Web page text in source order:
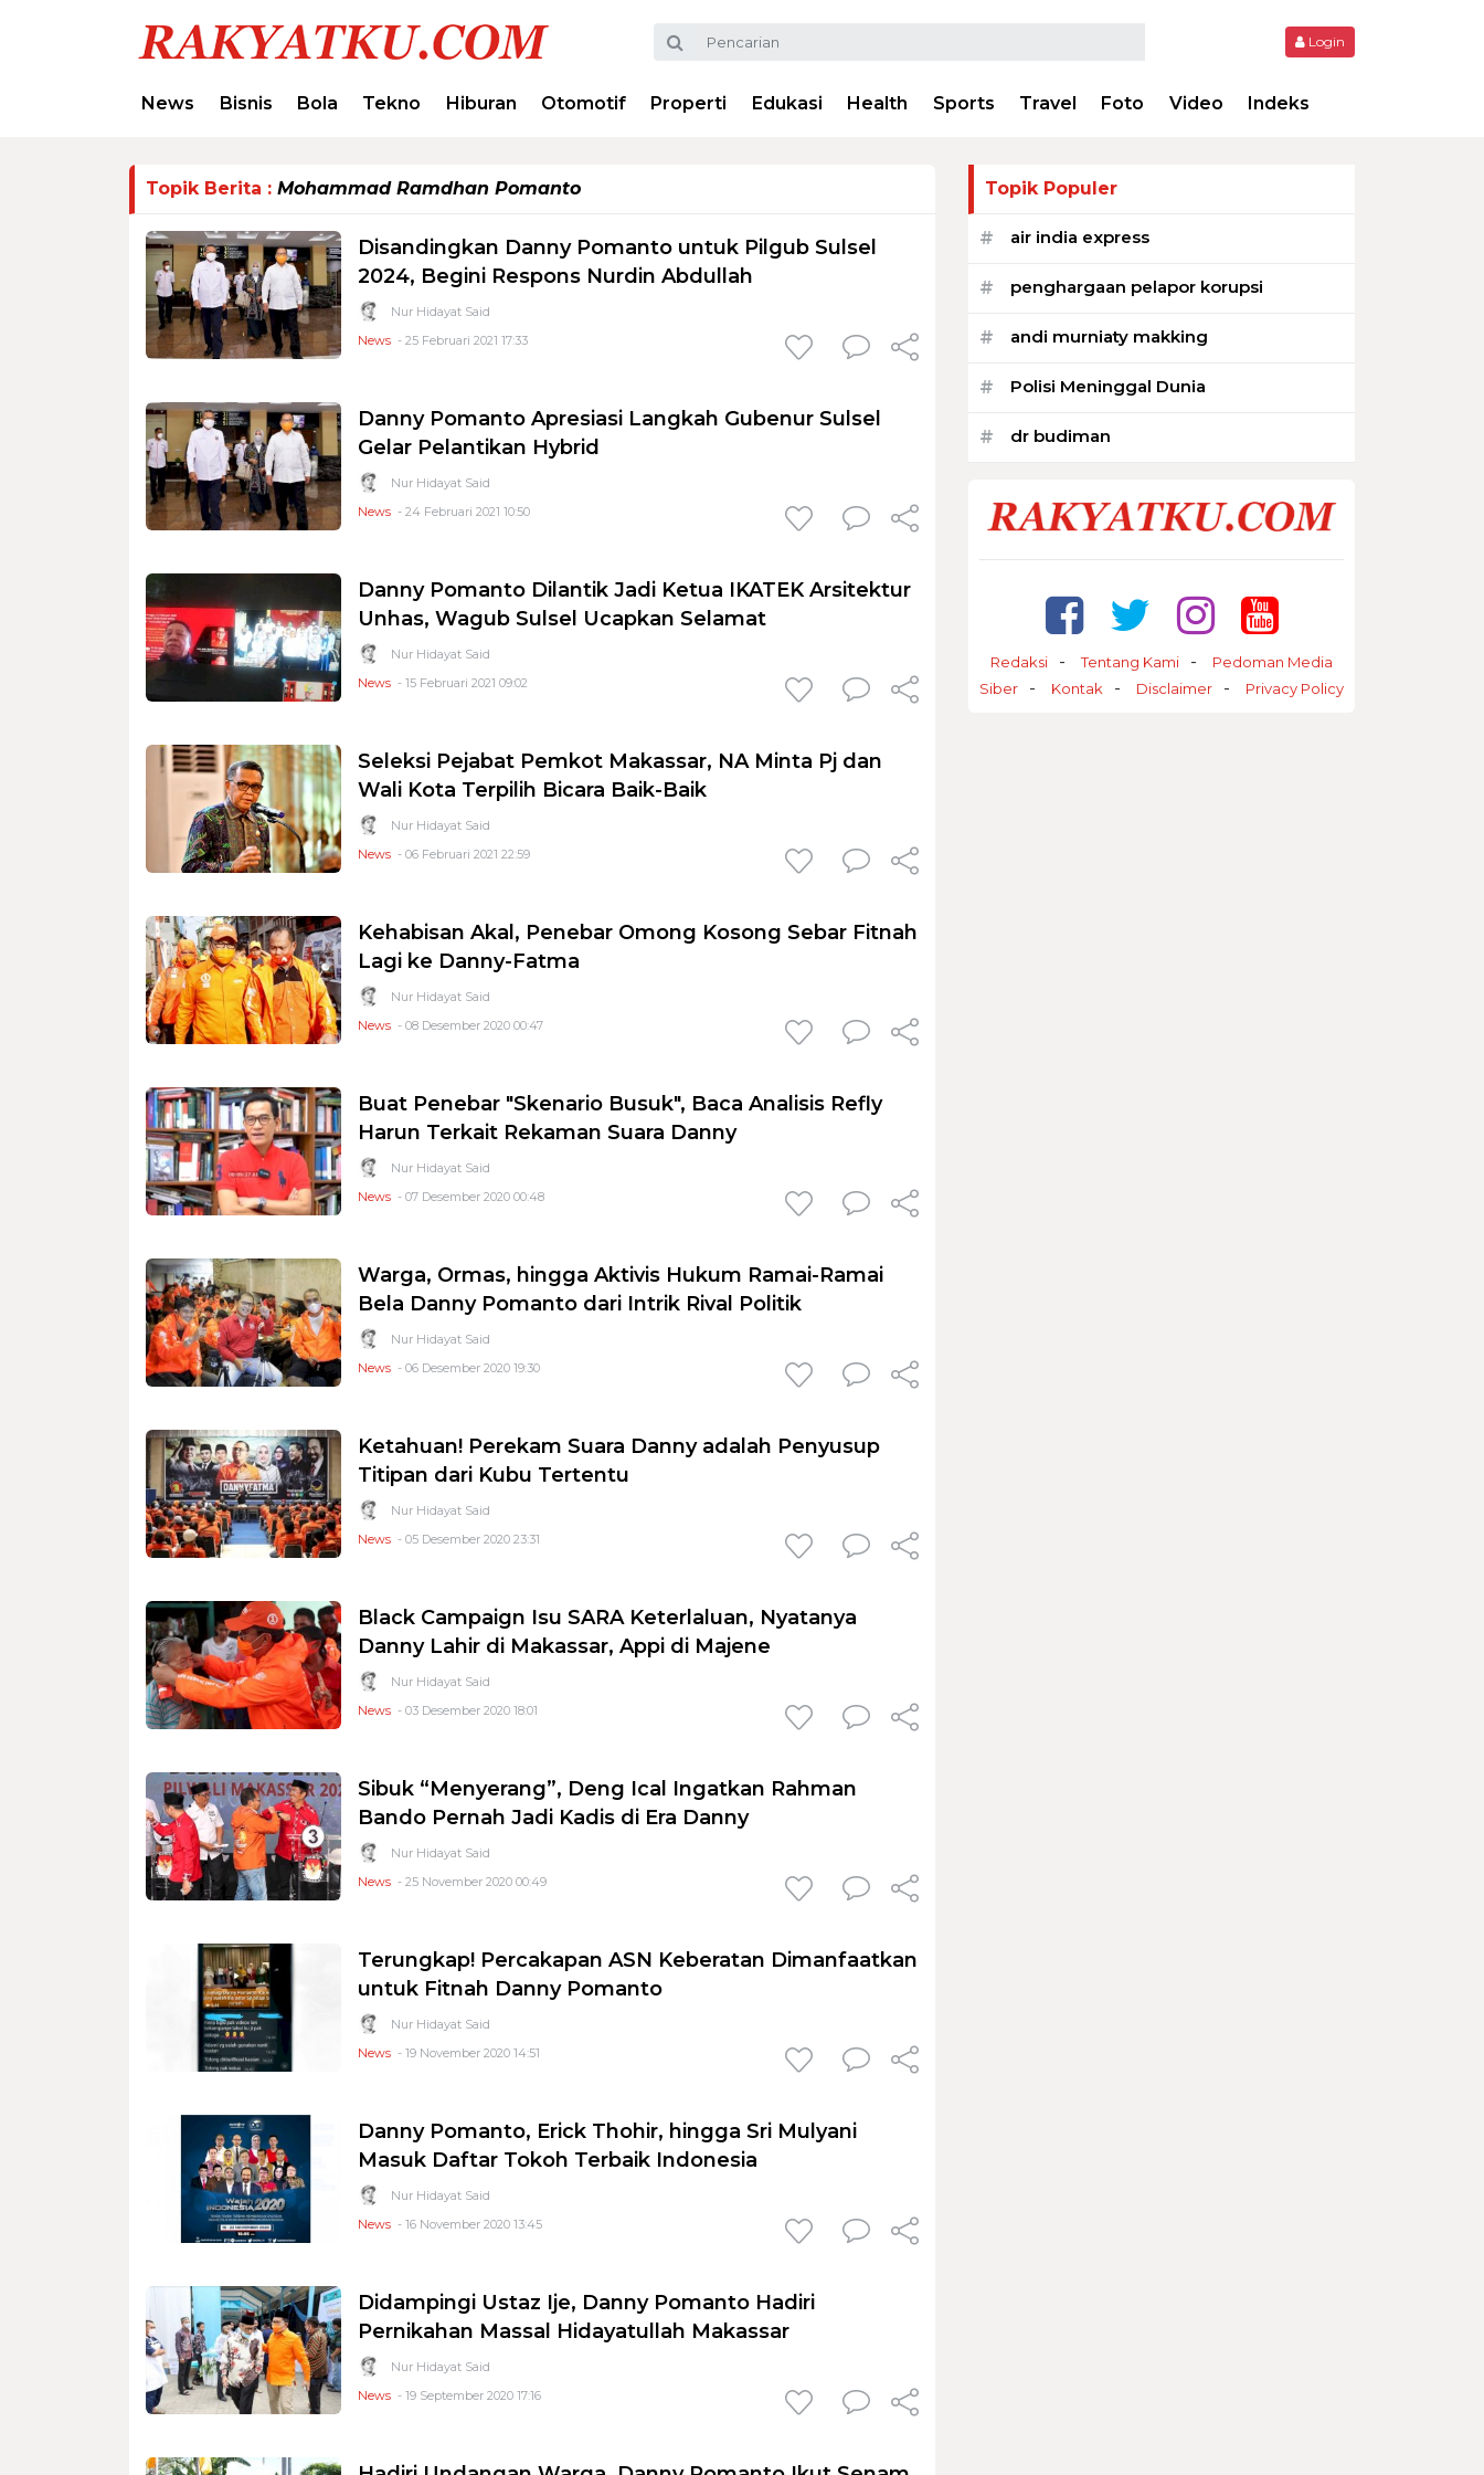
Login
News Bisnis Bola Tekno Hiburan Otomotif Properti Edukasi Health Sports Travel Foto Video Indeks
Topik Berita : Mohammad Ramdhan Pomanto
Disandingkan Danny Pomanto untuk Pilgub Sulsel
2024, Begini Respons Nurdin Abdullah
Nur Hidayat Said
News - 25 Februari 2021 17:33
Danny Pomanto Apresiasi Langkah Gubenur Sulsel
Gelar Pelantikan Hybrid
Nur Hidayat Said
News - 24 Februari 2021 10:50
Danny Pomanto Dilantik Jadi Ketua IKATEK Arsitektur
Unhas, Wagub Sulsel Ucapkan Selamat
Nur Hidayat Said
News - 15 Februari 2021 09:02
Seleksi Pejabat Pemkot Makassar, NA Minta Pj dan
Wali Kota Terpilih Bicara Baik-Baik
Nur Hidayat Said
News - 06 Februari 2021 22:59
Kehabisan Akal, Penebar Omong Kosong Sebar Fitnah
Lagi ke Danny-Fatma
Nur Hidayat Said
News - 08 Desember 2020 00:47
Buat Penebar "Skenario Busuk", Baca Analisis Refly
Harun Terkait Rekaman Suara Danny
Nur Hidayat Said
News - 07 Desember 2020 00:48
Warga, Ormas, hingga Aktivis Hukum Ramai-Ramai
Bela Danny Pomanto dari Intrik Rival Politik
Nur Hidayat Said
News - 06 Desember 2020 19:30
Ketahuan! Perekam Suara Danny adalah Penyusup
Titipan dari Kubu Tertentu
Nur Hidayat Said
News - 05 Desember 2020 23:31
Black Campaign Isu SARA Keterlaluan, Nyatanya
Danny Lahir di Makassar, Appi di Majene
Nur Hidayat Said
News - 03 Desember 2020 18:01
Sibuk “Menyerang”, Deng Ical Ingatkan Rahman
Bando Pernah Jadi Kadis di Era Danny
Nur Hidayat Said
News - 25 November 2020 00:49
Terungkap! Percakapan ASN Keberatan Dimanfaatkan
untuk Fitnah Danny Pomanto
Nur Hidayat Said
News - 19 November 2020 14:51
Danny Pomanto, Erick Thohir, hingga Sri Mulyani
Masuk Daftar Tokoh Terbaik Indonesia
Nur Hidayat Said
News - 16 November 2020 13:45
Didampingi Ustaz Ije, Danny Pomanto Hadiri
Pernikahan Massal Hidayatullah Makassar
Nur Hidayat Said
News - 19 September 2020 17:16
Topik Populer
# air india express
# penghargaan pelapor korupsi
# andi murniaty makking
# Polisi Meninggal Dunia
# dr budiman
Redaksi Tentang Kami
Pedoman Media
Siber
Kontak Disclaimer Privacy Policy